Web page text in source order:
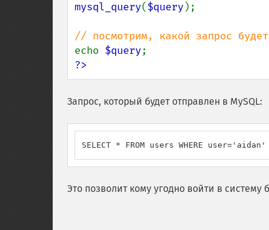
mysql_query($query);
echo $query
?>
Запрос, который будет отправлен в MySQL:
SELECT * FROM users WHERE
Это позволит кому угодно войти в систему